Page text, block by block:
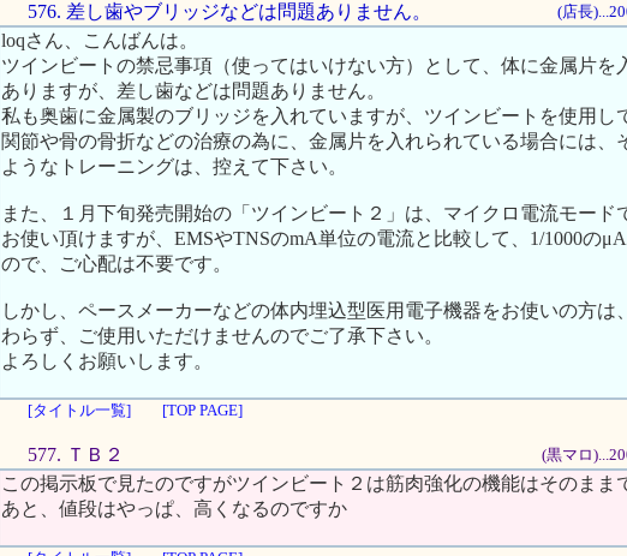
576. 差し歯やブリッジなどは問題ありません。 (店長
loqさん、こんばんは。
ツインビートの禁忌事項（使ってはいけない方）として、体に金属片を
ありますが、差し歯などは問題ありません。
私も奥歯に金属製のブリッジを入れていますが、ツインビートを使用し
関節や骨の骨折などの治療の為に、金属片を入れられている場合には、
ようなトレーニングは、控えて下さい。
また、１月下旬発売開始の「ツインビート２」は、マイクロ電流モード
お使い頂けますが、EMSやTNSのmA単位の電流と比較して、1/1000の
ので、ご心配は不要です。
しかし、ペースメーカーなどの体内埋込型医用電子機器をお使いの方は
わらず、ご使用いただけませんのでご了承下さい。
よろしくお願いします。
[タイトル一覧] [TOP PAGE]
577. ＴＢ２ (黒マロ
この掲示板で見たのですがツインビート２は筋肉強化の機能はそのまま
あと、値段はやっぱ、高くなるのですか